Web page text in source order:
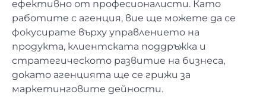
ефективно от професионалисти. Като
работите с агенция, вие ще можете да се
фокусирате върху управлението на
продукта, клиентската поддръжка и
стратегическото развитие на бизнеса,
докато агенцията ще се грижи за
маркетинговите дейности.